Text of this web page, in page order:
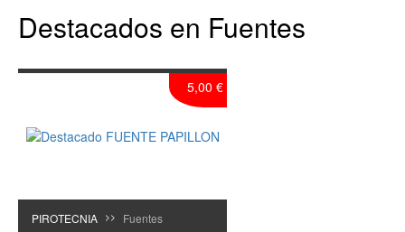
Destacados en Fuentes
PIROTECNIA >> Fuentes
5,00 €